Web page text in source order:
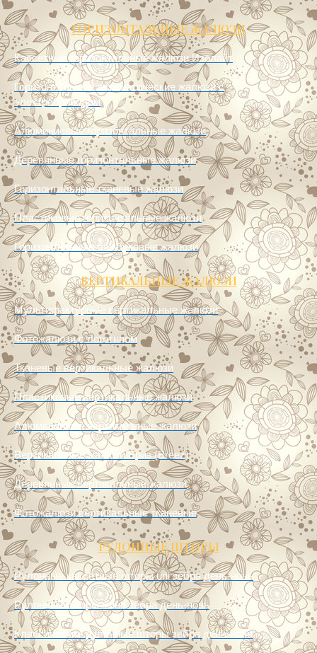
ГОРИЗОНТАЛЬНЫЕ ЖАЛЮЗИ
Кассетные горизонтальные жалюзи Изолайт
Горизонтальные автоматические жалюзи с
электроприводом
Алюминиевые горизонтальные жалюзи
Деревянные горизонтальные жалюзи
Горизонтальные тканевые жалюзи
Пластиковые горизонтальные жалюзи
Горизонтальные бамбуковые жалюзи
ВЕРТИКАЛЬНЫЕ ЖАЛЮЗИ
Мультифактурные вертикальные жалюзи
Фотожалюзи с логотипом
Тканевые вертикальные жалюзи
Пластиковые вертикальные жалюзи
Алюминиевые вертикальные жалюзи
Вертикальные жалюзи Бриз (Breez)
Деревянные вертикальные жалюзи
Фотожалюзи вертикальные тканевые
РУЛОННЫЕ ШТОРЫ
Рулонные кассетные шторы uni зебра день-ночь
Рулонные шторы мини зебра день-ночь
Классические рулонные шторы зебра день-ночь
Рулонные фотошторы и жалюзи на окна